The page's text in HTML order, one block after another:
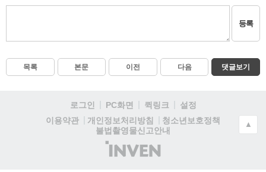
등록
목록 본문 이전 다음 댓글보기
로그인 PC화면 퀵링크
설정
이용약관
개인정보처리방침
청소년보호정책
불법촬영물신고안내
(주)
인
▲